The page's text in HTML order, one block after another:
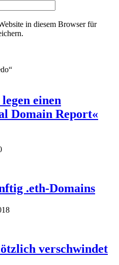
in diesem Browser für
einen
Domain Report«
.eth-Domains
verschwindet